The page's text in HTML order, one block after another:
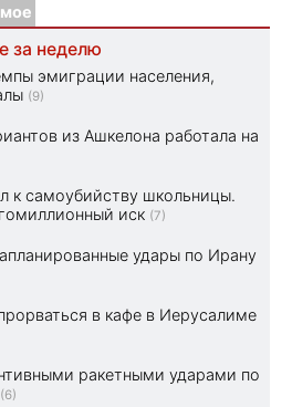
за неделю
эмиграции населения,
(9)
из Ашкелона работала на
к самоубийству школьницы.
иск (7)
удары по Ирану
в кафе в Иерусалиме
ракетными ударами по
(6)